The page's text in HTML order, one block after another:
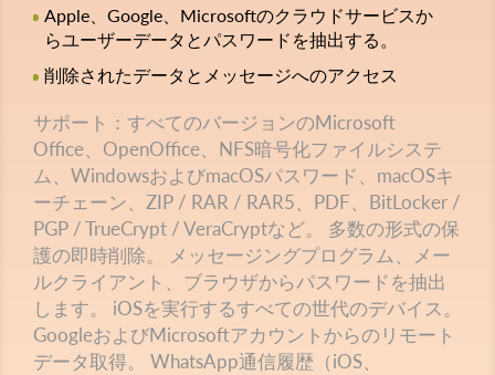
Apple、Google、Microsoftのクラウドサービスか
らユーザーデータとパスワードを抽出する。
削除されたデータとメッセージへのアクセス
サポート：すべてのバージョンのMicrosoft
Office、OpenOffice、NFS暗号化ファイルシステ
ム、WindowsおよびmacOSパスワード、macOSキ
ーチェーン、ZIP / RAR / RAR5、PDF、BitLocker /
PGP / TrueCrypt / VeraCryptなど。 多数の形式の保
護の即時削除。 メッセージングプログラム、メー
ルクライアント、ブラウザからパスワードを抽出
します。 iOSを実行するすべての世代のデバイス。
GoogleおよびMicrosoftアカウントからのリモート
データ取得。 WhatsApp通信履歴（iOS、